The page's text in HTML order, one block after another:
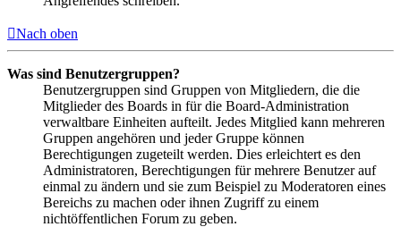
Nach oben
Was sind Benutzergruppen?
Benutzergruppen sind Gruppen von Mitgliedern, die die
Mitglieder des Boards in für die Board-Administration
verwaltbare Einheiten aufteilt. Jedes Mitglied kann mehreren
Gruppen angehören und jeder Gruppe können
Berechtigungen zugeteilt werden. Dies erleichtert es den
Administratoren, Berechtigungen für mehrere Benutzer auf
einmal zu ändern und sie zum Beispiel zu Moderatoren eines
Bereichs zu machen oder ihnen Zugriff zu einem
nichtöffentlichen Forum zu geben.